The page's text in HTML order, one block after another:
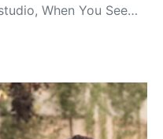
When You See…